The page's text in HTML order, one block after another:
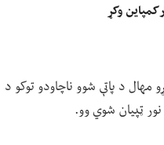
کمپاین وکړ
د پاتې شوو ناچاودو توکو د
ټپیان شوي وو.